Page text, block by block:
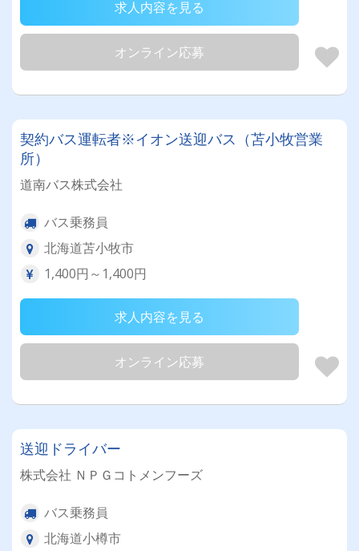
求人内容を見る
オンライン応募
契約バス運転者※イオン送迎バス（苫小牧営業
所）
道南バス株式会社
バス乗務員
北海道苫小牧市
1,400円～1,400円
求人内容を見る
オンライン応募
送迎ドライバー
株式会社 ＮＰＧコトメンフーズ
バス乗務員
北海道小樽市